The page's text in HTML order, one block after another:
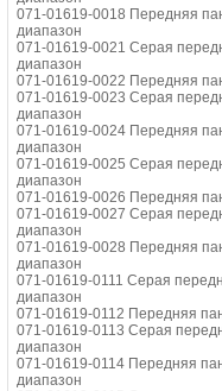
071-01619-0018 Передняя
диапазон
071-01619-0021 Серая
диапазон
071-01619-0022 Передняя
071-01619-0023 Серая
диапазон
071-01619-0024 Передняя
диапазон
071-01619-0025 Серая
диапазон
071-01619-0026 Передняя
071-01619-0027 Серая
диапазон
071-01619-0028 Передняя
диапазон
071-01619-0111 Серая
диапазон
071-01619-0112 Передняя
071-01619-0113 Серая
диапазон
071-01619-0114 Передняя
диапазон